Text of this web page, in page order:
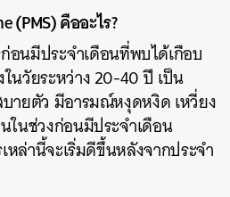
(PMS) คืออะไร?
อนมีประจำเดือนที่พบได้เกือบ
นวัยระหว่าง 20-40 ปี เป็น
ายตัว มีอารมณ์หงุดหงิด เหวี่ยง
ในช่วงก่อนมีประจำเดือน
หล่านี้จะเริ่มดีขึ้นหลังจากประจำ